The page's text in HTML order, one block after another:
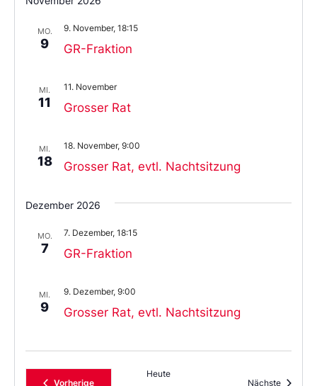
MO.
9 GR-Fraktion
9. November, 18:15
MI.
11 Grosser Rat
11. November
MI.
18 Grosser Rat, evtl. Nachtsitzung
18. November, 9:00
Dezember 2026
MO.
7 GR-Fraktion
7. Dezember, 18:15
MI.
9 Grosser Rat, evtl. Nachtsitzung
9. Dezember, 9:00
VorherigeVeranstaltungen
Heute
Nächste